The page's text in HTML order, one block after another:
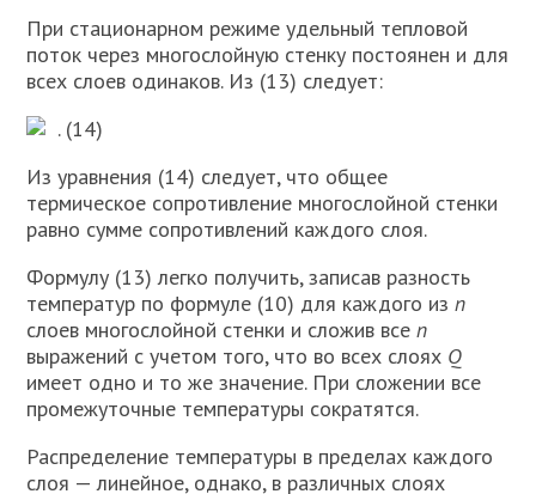
При стационарном режиме удельный тепловой
поток через многослойную стенку постоянен и для
всех слоев одинаков. Из (13) следует:
. (14)
Из уравнения (14) следует, что общее
термическое сопротивление многослойной стенки
равно сумме сопротивлений каждого слоя.
Формулу (13) легко получить, записав разность
температур по формуле (10) для каждого изп
слоев многослой­ной стенки и сложив всеп
выражений с учетом того, что во всех слоях Q
имеет одно и то же значение. При сложении все
промежуточные температуры сократятся.
Распределение температуры в преде­лах каждого
слоя — линейное, однако, в различных слоях